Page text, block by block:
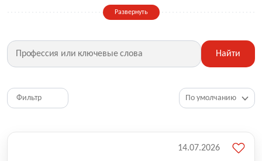
Дизайн, искусство, ивент
Фитнес, красота, спорт Страхование
Медицина, фармацевтика Маркетинг, PR, реклама
HR, управление персоналом
Топ менеджмент, руководители
Развернуть
Найти
Фильтр
14.07.2026